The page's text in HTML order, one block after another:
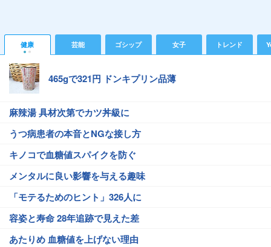
健康 芸能 ゴシップ 女子 トレンド
465gで321円 ドンキプリン品薄
麻辣湯 具材次第でカツ丼級に
うつ病患者の本音とNGな接し方
キノコで血糖値スパイクを防ぐ
メンタルに良い影響を与える趣味
「モテるためのヒント」326人に
容姿と寿命 28年追跡で見えた差
あたりめ 血糖値を上げない理由